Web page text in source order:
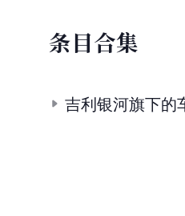
条目合集
吉利银河旗下的